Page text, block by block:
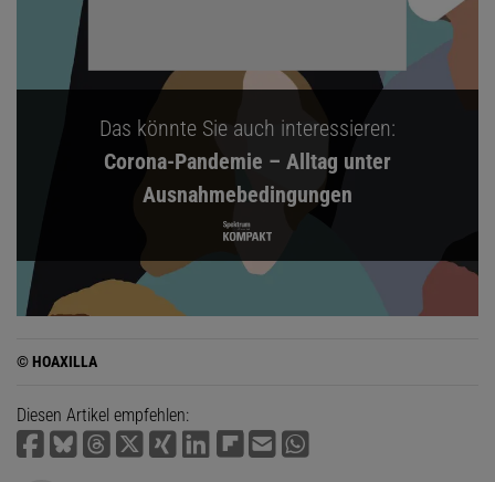
Das könnte Sie auch interessieren:
Corona-Pandemie – Alltag unter
Ausnahmebedingungen
© HOAXILLA
Diesen Artikel empfehlen: